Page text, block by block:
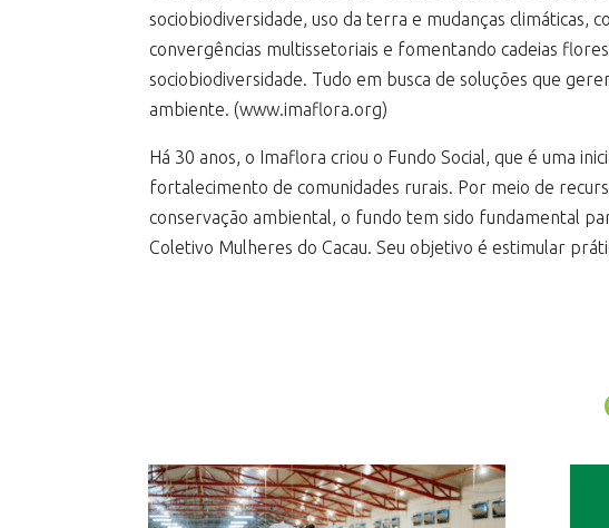
sociobiodiversidade, uso da terra e mudanças climáticas,
convergências multissetoriais e fomentando cadeias
sociobiodiversidade. Tudo em busca de soluções que
ambiente. (www.imaflora.org)
Há 30 anos, o Imaflora criou o Fundo Social, que é uma
fortalecimento de comunidades rurais. Por meio de
conservação ambiental, o fundo tem sido fundamental
Coletivo Mulheres do Cacau. Seu objetivo é estimular